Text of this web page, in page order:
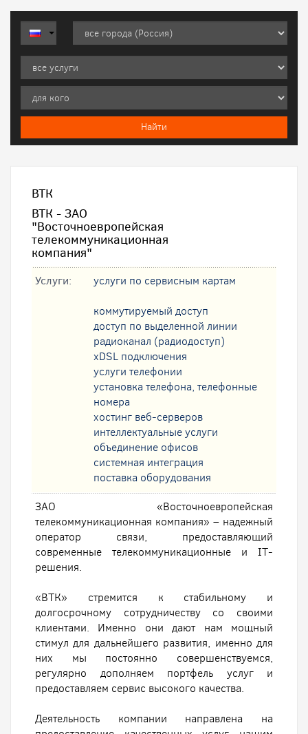
ВТК
ВТК - ЗАО
"Восточноевропейская
телекоммуникационная
компания"
Услуги: услуги по сервисным картам
коммутируемый доступ
доступ по выделенной линии
радиоканал (радиодоступ)
xDSL подключения
услуги телефонии
установка телефона, телефонные
номера
хостинг веб-серверов
интеллектуальные услуги
oбъединение офисов
системная интеграция
поставка оборудования
ЗАО «Восточноевропейская
телекоммуникационная компания» – надежный
оператор связи, предоставляющий
современные телекоммуникационные и IT-
решения.
«ВТК» стремится к стабильному и
долгосрочному сотрудничеству со своими
клиентами. Именно они дают нам мощный
стимул для дальнейшего развития, именно для
них мы постоянно совершенствуемся,
регулярно дополняем портфель услуг и
предоставляем сервис высокого качества.
Деятельность компании направлена на